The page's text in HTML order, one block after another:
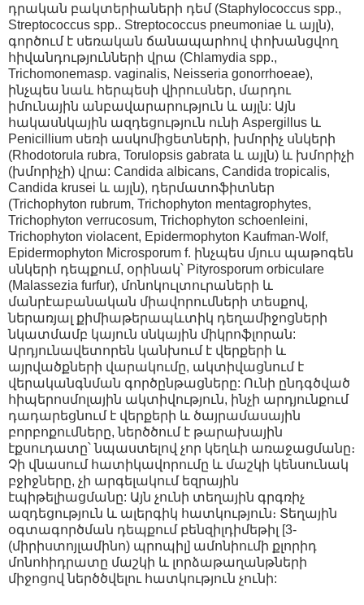
դրական բակտերիաների դեմ (Staphylococcus spp.,
Streptococcus spp.. Streptococcus pneumoniae և այլն),
գործում է սեռական ճանապարհով փոխանցվող
հիվանդությունների վրա (Chlamydia spp.,
Trichomonemasp. vaginalis, Neisseria gonorrhoeae),
ինչպես նաև հերպեսի վիրուսներ, մարդու
իմունային անբավարարություն և այլն: Այն
հակասնկային ազդեցություն ունի Aspergillus և
Penicillium սեռի ասկոմիցետների, խմորիչ սնկերի
(Rhodotorula rubra, Torulopsis gabrata և այլն) և խմորիչի
(խմորիչի) վրա: Candida albicans, Candida tropicalis,
Candida krusei և այլն), դերմատոֆիտներ
(Trichophyton rubrum, Trichophyton mentagrophytes,
Trichophyton verrucosum, Trichophyton schoenleini,
Trichophyton violacent, Epidermophyton Kaufman-Wolf,
Epidermophyton Microsporum f. ինչպես մյուս պաթոգեն
սնկերի դեպքում, օրինակ՝ Pityrosporum orbiculare
(Malassezia furfur), մոնոկուլտուրաների և
մանրէաբանական միավորումների տեսքով,
ներառյալ քիմիաթերապևտիկ դեղամիջոցների
նկատմամբ կայուն սնկային միկրոֆլորան:
Արդյունավետորեն կանխում է վերքերի և
այրվածքների վարակումը, ակտիվացնում է
վերականգնման գործընթացները: Ունի ընդգծված
հիպերոսմոլային ակտիվություն, ինչի արդյունքում
դադարեցնում է վերքերի և ծայրամասային
բորբոքումները, ներծծում է թարախային
էքսուդատը՝ նպաստելով չոր կեղևի առաջացմանը։
Չի վնասում հատիկավորումը և մաշկի կենսունակ
բջիջները, չի արգելակում եզրային
էպիթելիացմանը: Այն չունի տեղային գրգռիչ
ազդեցություն և ալերգիկ հատկություն։ Տեղային
օգտագործման դեպքում բենզիլդիմեթիլ [3-
(միրիստոյլամինո) պրոպիլ] ամոնիումի քլորիդ
մոնոհիդրատը մաշկի և լորձաթաղանթների
միջոցով ներծծվելու հատկություն չունի: